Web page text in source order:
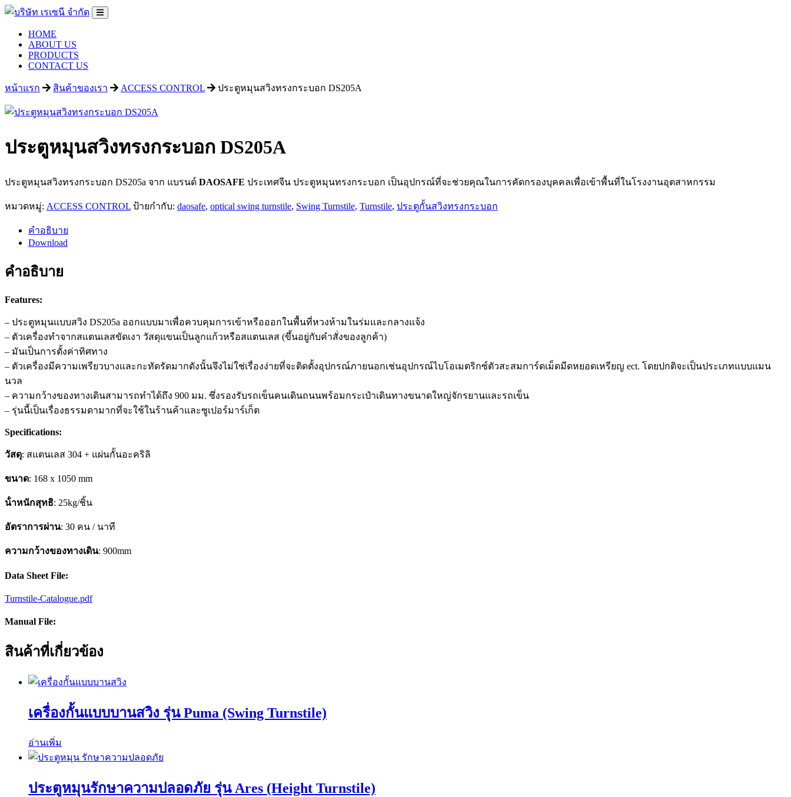
HOME
ABOUT US
PRODUCTS
CONTACT US
หน้าแรก สินค้าของเรา ACCESS CONTROL ประตูหมุนสวิงทรงกระบอก DS205A
ประตูหมุนสวิงทรงกระบอก DS205A
ประตูหมุนสวิงทรงกระบอก DS205a จาก แบรนด์ DAOSAFE ประเทศจีน ประตูหมุนทรงกระบอก เป็นอุปกรณ์ที่จะช่วยคุณในการคัดกรองบุคคลเพื่อเข้าพื้นที่ในโรงงานอุตสาหกรรม
หมวดหมู่: ACCESS CONTROL ป้ายกำกับ: daosafe, optical swing turnstile, Swing Turnstile, Turnstile, ประตูกั้นสวิงทรงกระบอก
คำอธิบาย
Download
คำอธิบาย
Features:
– ประตูหมุนแบบสวิง DS205a ออกแบบมาเพื่อควบคุมการเข้าหรือออกในพื้นที่หวงห้ามในร่มและกลางแจ้ง
– ตัวเครื่องทําจากสแตนเลสขัดเงา วัสดุแขนเป็นลูกแก้วหรือสแตนเลส (ขึ้นอยู่กับคําสั่งของลูกค้า)
– มันเป็นการตั้งค่าทิศทาง
– ตัวเครื่องมีความเพรียวบางและกะทัดรัดมากดังนั้นจึงไม่ใช่เรื่องง่ายที่จะติดตั้งอุปกรณ์ภายนอกเช่นอุปกรณ์ไบโอเมตริกซ์ตัวสะสมการ์ดเม็ดมีดหยอดเหรียญ ect. โดยปกติจะเป็นประเภทแบบแมน
นวล
– ความกว้างของทางเดินสามารถทําได้ถึง 900 มม. ซึ่งรองรับรถเข็นคนเดินถนนพร้อมกระเป๋าเดินทางขนาดใหญ่จักรยานและรถเข็น
– รุ่นนี้เป็นเรื่องธรรมดามากที่จะใช้ในร้านค้าและซูเปอร์มาร์เก็ต
Specifications:
วัสดุ: สแตนเลส 304 + แผ่นกั้นอะคริลิ
ขนาด: 168 x 1050 mm
น้ําหนักสุทธิ: 25kg/ชิ้น
อัตราการผ่าน: 30 คน / นาที
ความกว้างของทางเดิน: 900mm
Data Sheet File:
Turnstile-Catalogue.pdf
Manual File:
สินค้าที่เกี่ยวข้อง
เครื่องกั้นแบบบานสวิง รุ่น Puma (Swing Turnstile)
อ่านเพิ่ม
ประตูหมุนรักษาความปลอดภัย รุ่น Ares (Height Turnstile)